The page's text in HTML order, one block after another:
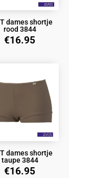
dames shortje
rood 3844
€16.95
dames shortje
taupe 3844
€16.95